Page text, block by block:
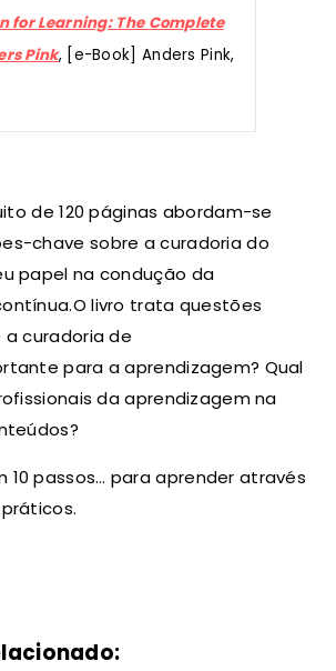
for Learning: The Complete
Pink, [e-Book] Anders Pink,
de 120 páginas abordam-se
chave sobre a curadoria do
papel na condução da
O livro trata questões
a curadoria de
para a aprendizagem? Qual
da aprendizagem na
10 passos… para aprender através